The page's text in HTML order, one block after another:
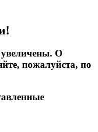
О
пожалуйста, по